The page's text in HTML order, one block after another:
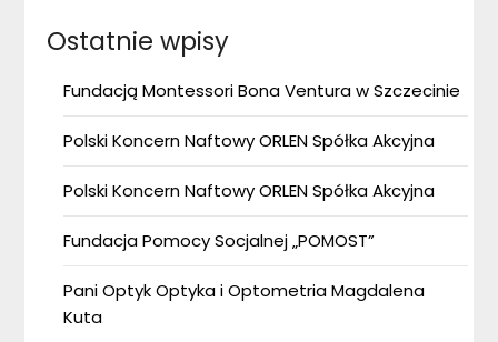
Ostatnie wpisy
Fundacją Montessori Bona Ventura w Szczecinie
Polski Koncern Naftowy ORLEN Spółka Akcyjna
Polski Koncern Naftowy ORLEN Spółka Akcyjna
Fundacja Pomocy Socjalnej „POMOST”
Pani Optyk Optyka i Optometria Magdalena
Kuta